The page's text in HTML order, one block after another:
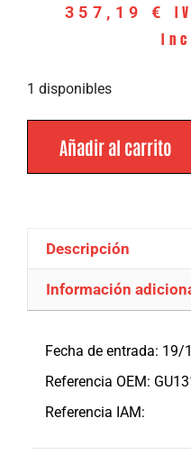
357,19 €
1 disponibles
Añadir al carrito
Descripción
Información
Fecha de entrada: 19/
Referencia OEM:
Referencia IAM: